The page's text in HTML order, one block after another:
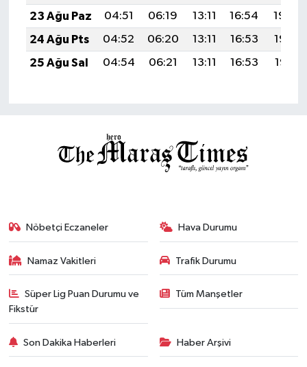
23 Ağu Paz
04:51 06:19 13:11 16:54
19:54
24 Ağu Pts
04:52 06:20 13:11 16:53
19:53
25 Ağu Sal
04:54 06:21 13:11 16:53 19:51
Nöbetçi Eczaneler Hava Durumu
Namaz Vakitleri Trafik Durumu
Süper Lig Puan Durumu ve
Fikstür
Tüm Manşetler
Son Dakika Haberleri Haber Arşivi